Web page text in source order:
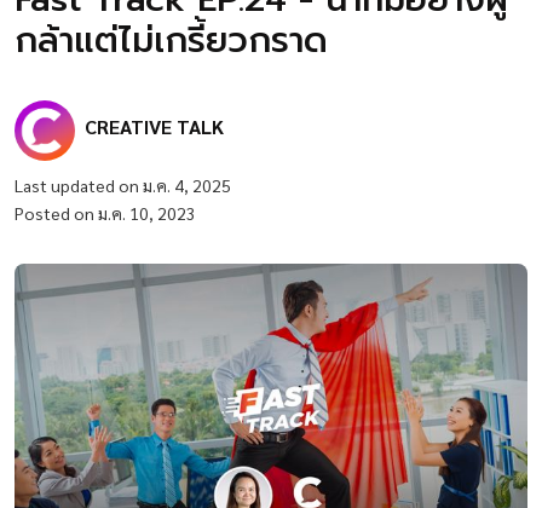
กล้าแต่ไม่เกรี้ยวกราด
CREATIVE TALK
Last updated on ม.ค. 4, 2025
Posted on ม.ค. 10, 2023